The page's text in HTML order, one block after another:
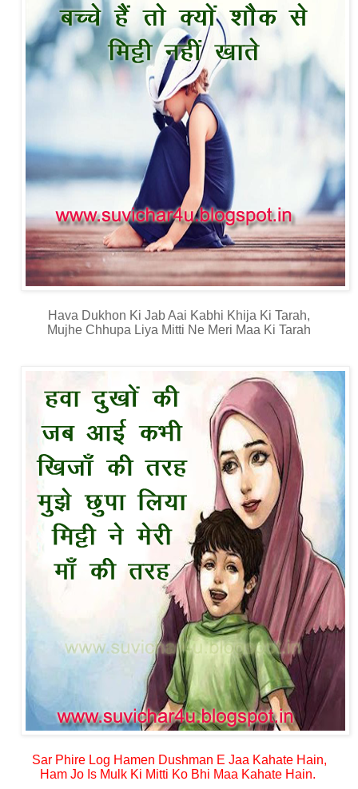
Hava Dukhon Ki Jab Aai Kabhi Khija Ki Tarah,
Mujhe Chhupa Liya Mitti Ne Meri Maa Ki Tarah
Sar Phire Log Hamen Dushman E Jaa Kahate Hain,
Ham Jo Is Mulk Ki Mitti Ko Bhi Maa Kahate Hain.